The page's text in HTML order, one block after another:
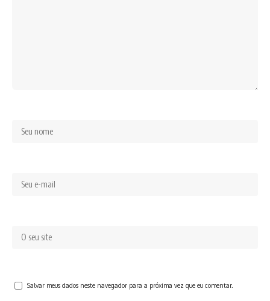
Salvar meus dados neste navegador para a próxima vez que eu comentar.